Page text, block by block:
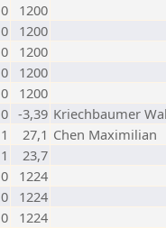
0
1200
0
1200
0
1200
0
1200
0
1200
0 -3,39 Kriechbaumer
1 27,1 Chen Maximilian
1
23,7
0
1224
0
1224
0 1224